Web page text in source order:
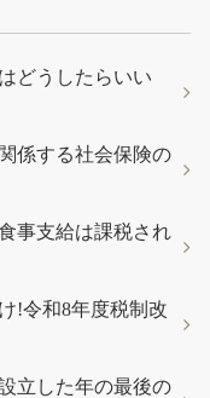
どうしたらいい
係する社会保険の
事支給は課税され
!令和8年度税制改
立した年の最後の